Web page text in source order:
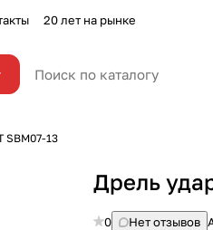
20 лет на рынке
SBM07-13
Дрель
0 Нет отзывов